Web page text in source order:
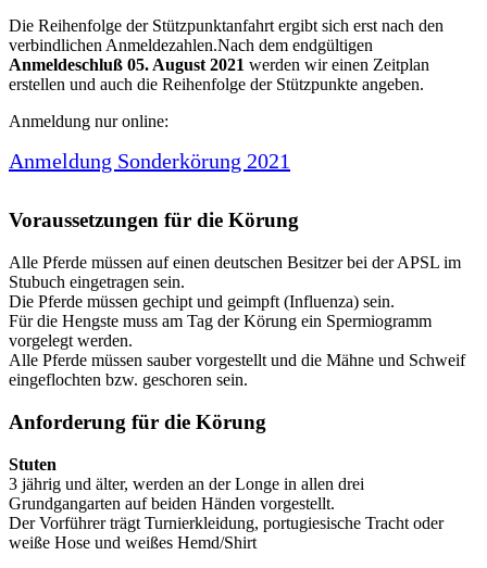
Die Reihenfolge der Stützpunktanfahrt ergibt sich erst nach den
verbindlichen Anmeldezahlen.Nach dem endgültigen
Anmeldeschluß 05. August 2021 werden wir einen Zeitplan
erstellen und auch die Reihenfolge der Stützpunkte angeben.
Anmeldung nur online:
Anmeldung Sonderkörung 2021
Voraussetzungen für die Körung
Alle Pferde müssen auf einen deutschen Besitzer bei der APSL im
Stubuch eingetragen sein.
Die Pferde müssen gechipt und geimpft (Influenza) sein.
Für die Hengste muss am Tag der Körung ein Spermiogramm
vorgelegt werden.
Alle Pferde müssen sauber vorgestellt und die Mähne und Schweif
eingeflochten bzw. geschoren sein.
Anforderung für die Körung
Stuten
3 jährig und älter, werden an der Longe in allen drei
Grundgangarten auf beiden Händen vorgestellt.
Der Vorführer trägt Turnierkleidung, portugiesische Tracht oder
weiße Hose und weißes Hemd/Shirt